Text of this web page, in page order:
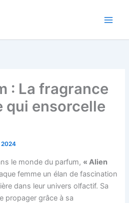
: La fragrance
qui ensorcelle
2024
le monde du parfum, « Alien
femme un élan de fascination
dans leur univers olfactif. Sa
propager grâce à sa